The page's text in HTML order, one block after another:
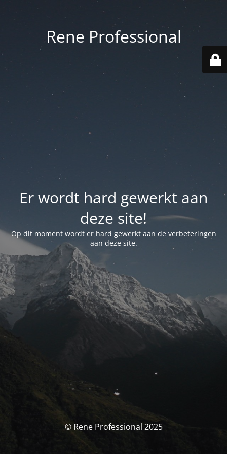
Rene Professional
Er wordt hard gewerkt aan
deze site!
Op dit moment wordt er hard gewerkt aan de verbeteringen
aan deze site.
© Rene Professional 2025